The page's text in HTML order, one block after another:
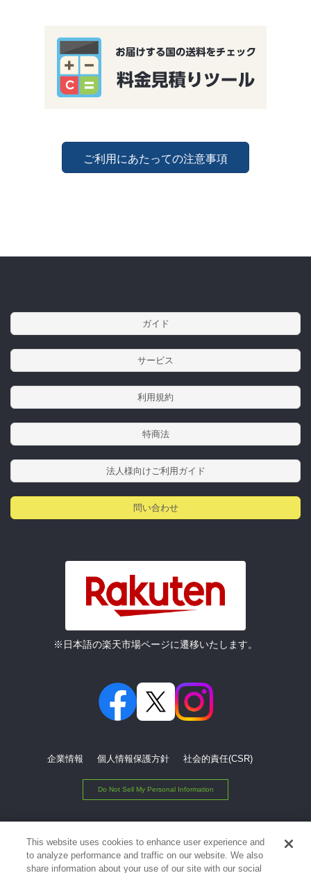
ご利用にあたっての注意事項
ガイド
サービス
利用規約
特商法
法人様向けご利用ガイド
問い合わせ
※日本語の楽天市場ページに遷移いたします。
企業情報 個人情報保護方針 社会的責任(CSR)
Do Not Sell My Personal Information
This website uses cookies to enhance user experience and
to analyze performance and traffic on our website. We also
share information about your use of our site with our social